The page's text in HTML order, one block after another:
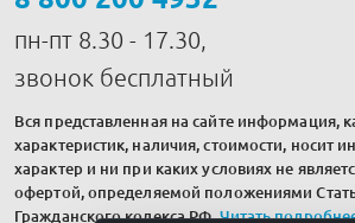
пн-пт 8.30 - 17.30,
звонок бесплатный
Вся представленная на сайте информация,
характеристик, наличия, стоимости, носит
характер и ни при каких условиях не
офертой, определяемой положениями
Гражданского кодекса РФ.Читать